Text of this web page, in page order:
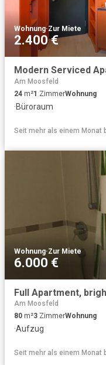
Wohnung·Zur Miete
2.400 €
Modern Serviced
Am Moosfeld
24 m²1 ZimmerWohnung
·Büroraum
Seit mehr als einem Monat
Wohnung·Zur Miete
6.000 €
Am Moosfeld
80 m²3 ZimmerWohnung
·Aufzug
Seit mehr als einem Monat